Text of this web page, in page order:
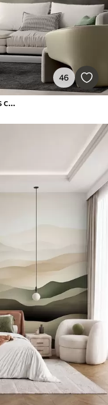
46
Bosque en la niebla con las montañas como telón de fondo